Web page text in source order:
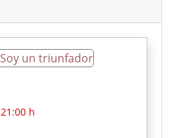
21:00 h